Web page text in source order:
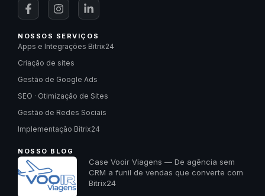
NOSSOS SERVIÇOS
Apps e Integrações Bitrix24
Criação de sites
Gestão de Google Ads
SEO · Otimização de Sites
Gestão de Redes Sociais
Implementação Bitrix24
NOSSO BLOG
Case Vooir Viagens — De agência sem
CRM a funil de vendas que converte com
Bitrix24